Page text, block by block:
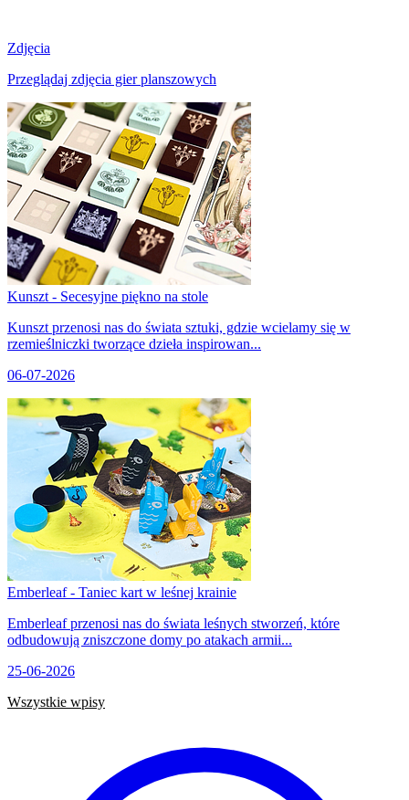
Zdjęcia
Przeglądaj zdjęcia gier planszowych
Kunszt - Secesyjne piękno na stole
Kunszt przenosi nas do świata sztuki, gdzie wcielamy się w
rzemieślniczki tworzące dzieła inspirowan...
06-07-2026
Emberleaf - Taniec kart w leśnej krainie
Emberleaf przenosi nas do świata leśnych stworzeń, które
odbudowują zniszczone domy po atakach armii...
25-06-2026
Wszystkie wpisy